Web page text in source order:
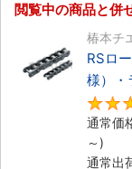
閲覧中の商品と併
椿本チ
RSロ
様）・
イント
通常価
～)
通常出